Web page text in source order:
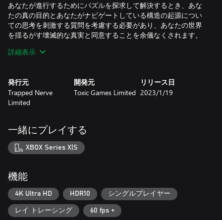
あなたが進行するためにパズルを探求して解決するとき、あな
たの真の目的とあなたがナビゲートしている構造の起源につい
ての思考を刺激する質問を考慮する必要があり、あなたの世界
を揺るがす壊滅的な真実と同意することを余儀なくされます。
特徴
- マスターイレブンパズルエリアをマスターし、80を超える個
別のパズルを解きます
- Q.U.B.Eを拡張する多様な環境を探索します。世界
- 新しく改善されたゲームメカニクスと対話します
-BAFTA指名作曲家、デビッド・ハウデンによって作曲されたオ
リジナルの音楽スコア
- シンボルをカラーエイドとして使用する完全なカラーブラン
詳細表示
発行元
Trapped Nerve
Limited
開発元
Toxic Games Limited
リリース日
2023/1/19
一緒にプレイする
XBOX Series X|S
機能
4K Ultra HD HDR10 シングルプレイヤー
レイ トレーシング 60 fps +